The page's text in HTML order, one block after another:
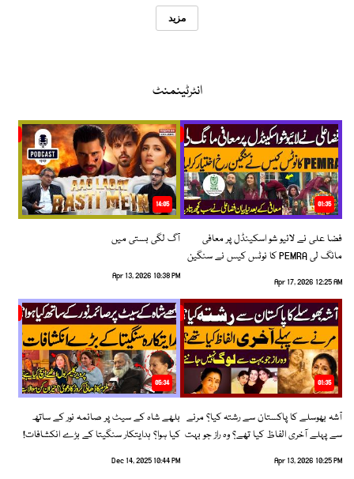
مزید
انٹرٹینمنٹ
01:35
فضا علی نے لائیو شو اسکینڈل پر معافی
مانگ لی PEMRA کا نوٹس کیس نے سنگین
Apr 17, 2026 12:25 AM
14:05
آگ لگی بستی میں
Apr 13, 2026 10:38 PM
01:35
آشہ بھوسلے کا پاکستان سے رشتہ کیا؟ مرنے
سے پہلے آخری الفاظ کیا تھے؟ وہ راز جو بہت
Apr 13, 2026 10:25 PM
05:34
بلھے شاہ کے سیٹ پر صائمہ نور کے ساتھ
کیا ہوا؟ ہدایتکار سنگیتا کے بڑے انکشافات!
Dec 14, 2025 10:44 PM